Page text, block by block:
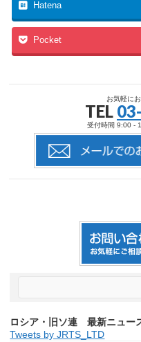
Hatena
Pocket
お気軽に
TEL
受付時間 9:00 -
ロシア・旧ソ連 最新ニュー
Tweets by JRTS_LTD